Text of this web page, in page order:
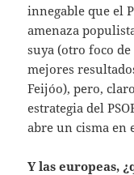
innegable que el
amenaza
suya (otro foco
mejores
Feijóo), pero,
estrategia del
abre un cisma en
Y las europeas,